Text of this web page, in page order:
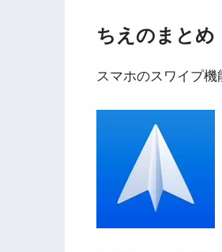
ちえのまとめ
スマホのスワイプ機